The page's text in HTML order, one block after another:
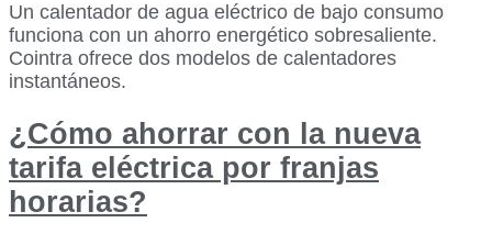
Un calentador de agua eléctrico de bajo consumo
funciona con un ahorro energético sobresaliente.
Cointra ofrece dos modelos de calentadores
instantáneos.
¿Cómo ahorrar con la nueva
tarifa eléctrica por franjas
horarias?